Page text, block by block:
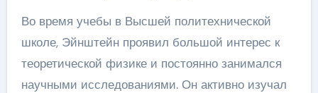
Во время учебы в Высшей политехнической
школе, Эйнштейн проявил большой интерес к
теоретической физике и постоянно занимался
научными исследованиями. Он активно изучал